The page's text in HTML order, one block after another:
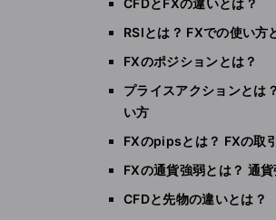
CFDとFXの違いとは？
RSIとは？ FXでの使い方
FXのポジションとは？
プライスアクションとは
い方
FXのpipsとは？ FXの取
FXの通貨強弱とは？ 通
CFDと先物の違いとは？